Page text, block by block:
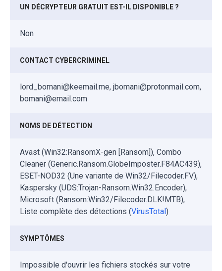
UN DÉCRYPTEUR GRATUIT EST-IL DISPONIBLE ?
Non
CONTACT CYBERCRIMINEL
lord_bomani@keemail.me, jbomani@protonmail.com,
bomani@email.com
NOMS DE DÉTECTION
Avast (Win32:RansomX-gen [Ransom]), Combo
Cleaner (Generic.Ransom.GlobeImposter.F84AC439),
ESET-NOD32 (Une variante de Win32/Filecoder.FV),
Kaspersky (UDS:Trojan-Ransom.Win32.Encoder),
Microsoft (Ransom:Win32/Filecoder.DLK!MTB),
Liste complète des détections (VirusTotal)
SYMPTÔMES
Impossible d'ouvrir les fichiers stockés sur votre